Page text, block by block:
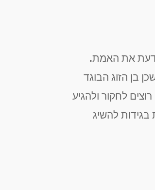
את האמת.
בן הזוג הבוגד
לחקור ולהגיע
להשיג